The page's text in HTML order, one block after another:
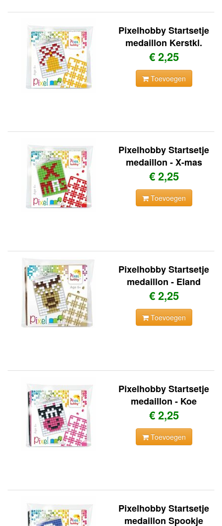
Pixelhobby Startsetje
medaillon Kerstkl.
€ 2,25
Toevoegen
Pixelhobby Startsetje
medaillon - X-mas
€ 2,25
Toevoegen
Pixelhobby Startsetje
medaillon - Eland
€ 2,25
Toevoegen
Pixelhobby Startsetje
medaillon - Koe
€ 2,25
Toevoegen
Pixelhobby Startsetje
medaillon Spookje